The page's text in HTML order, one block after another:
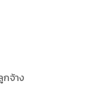
กจ้าง